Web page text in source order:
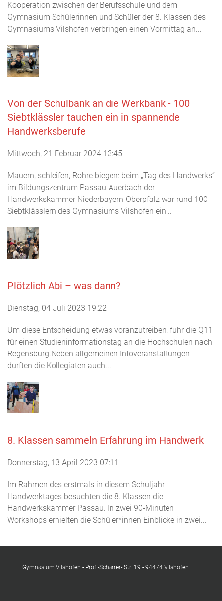
Kooperation zwischen der Berufsschule und dem
Gymnasium Schülerinnen und Schüler der 8. Klassen des
Gymnasiums Vilshofen verbringen einen Vormittag an...
Von der Schulbank an die Werkbank - 100
Siebtklässler tauchen ein in spannende
Handwerksberufe
Mittwoch, 21 Februar 2024 13:45
Mauern, schleifen, Rohre biegen: beim „Tag des Handwerks“
im Bildungszentrum Passau-Auerbach der
Handwerkskammer Niederbayern-Oberpfalz war rund 100
Siebtklässlern des Gymnasiums Vilshofen ein...
Plötzlich Abi – was dann?
Dienstag, 04 Juli 2023 19:22
Um diese Entscheidung etwas voranzutreiben, fuhr die Q11
für einen Studieninformationstag an die Hochschulen nach
Regensburg.Neben allgemeinen Infoveranstaltungen
durften die Kollegiaten auch...
8. Klassen sammeln Erfahrung im Handwerk
Donnerstag, 13 April 2023 07:11
Im Rahmen des erstmals in diesem Schuljahr
Handwerktages besuchten die 8. Klassen die
Handwerkskammer Passau. In zwei 90-Minuten
Workshops erhielten die Schüler*innen Einblicke in zwei...
Gymnasium Vilshofen - Prof.-Scharrer- Str. 19 - 94474 Vilshofen